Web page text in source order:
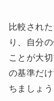
比較され
り、自分
ことが大
の基準だ
ちましょう